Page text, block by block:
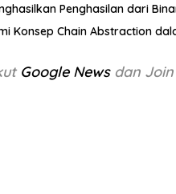
Penghasilan dari
Konsep Chain Abstraction
Google News dan